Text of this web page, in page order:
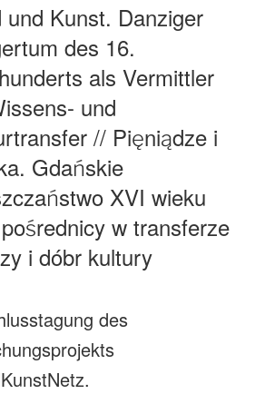
und Kunst. Danziger
des 16.
als Vermittler
und
// Pięniądze i
Gdańskie
XVI wieku
w transferze
i dóbr kultury
des